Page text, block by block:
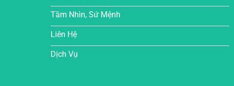
Tầm Nhìn, Sứ Mệnh
Liên Hệ
Dịch Vụ